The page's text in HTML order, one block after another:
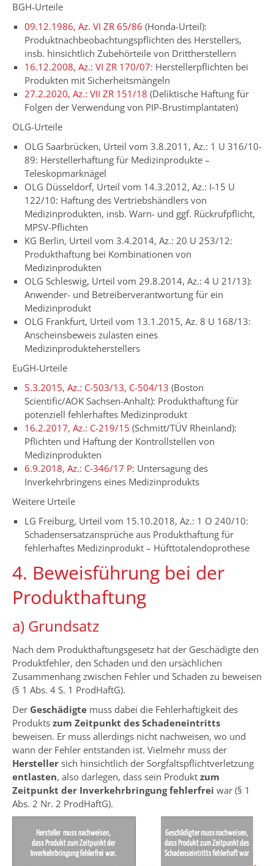
BGH-Urteile
09.12.1986, Az. VI ZR 65/86 (Honda-Urteil):
Produktnachbeobachtungspflichten des Herstellers,
insb. hinsichtlich Zubehörteile von Drittherstellern
16.12.2008, Az.: VI ZR 170/07: Herstellerpflichten bei
Produkten mit Sicherheitsmängeln
27.2.2020, Az.: VII ZR 151/18 (Deliktische Haftung für
Folgen der Verwendung von PIP-Brustimplantaten)
OLG-Urteile
OLG Saarbrücken, Urteil vom 3.8.2011, Az.: 1 U 316/10-
89: Herstellerhaftung für Medizinprodukte –
Teleskopmarknägel
OLG Düsseldorf, Urteil vom 14.3.2012, Az.: I-15 U
122/10: Haftung des Vertriebshändlers von
Medizinprodukten, insb. Warn- und ggf. Rückrufpflicht,
MPSV-Pflichten
KG Berlin, Urteil vom 3.4.2014, Az.: 20 U 253/12:
Produkthaftung bei Kombinationen von
Medizinprodukten
OLG Schleswig, Urteil vom 29.8.2014, Az.: 4 U 21/13):
Anwender- und Betreiberverantwortung für ein
Medizinprodukt
OLG Frankfurt, Urteil vom 13.1.2015, Az. 8 U 168/13:
Anscheinsbeweis zulasten eines
Medizinprodukteherstellers
EuGH-Urteile
5.3.2015, Az.: C-503/13, C-504/13 (Boston
Scientific/AOK Sachsen-Anhalt): Produkthaftung für
potenziell fehlerhaftes Medizinprodukt
16.2.2017, Az.: C-219/15 (Schmitt/TÜV Rheinland):
Pflichten und Haftung der Kontrollstellen von
Medizinprodukten
6.9.2018, Az.: C-346/17 P: Untersagung des
Inverkehrbringens eines Medizinprodukts
Weitere Urteile
LG Freiburg, Urteil vom 15.10.2018, Az.: 1 O 240/10:
Schadensersatzansprüche aus Produkthaftung für
fehlerhaftes Medizinprodukt – Hüfttotalendoprothese
4. Beweisführung bei der
Produkthaftung
a) Grundsatz
Nach dem Produkthaftungsgesetz hat der Geschädigte den
Produktfehler, den Schaden und den ursächlichen
Zusammenhang zwischen Fehler und Schaden zu beweisen
(§ 1 Abs. 4 S. 1 ProdHaftG).
Der Geschädigte muss dabei die Fehlerhaftigkeit des
Produkts zum Zeitpunkt des Schadeneintritts
beweisen. Er muss allerdings nicht nachweisen, wo und
wann der Fehler entstanden ist. Vielmehr muss der
Hersteller sich hinsichtlich der Sorgfaltspflichtverletzung
entlasten, also darlegen, dass sein Produkt zum
Zeitpunkt der Inverkehrbringung fehlerfrei war (§ 1
Abs. 2 Nr. 2 ProdHaftG).